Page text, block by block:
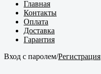
Главная
Контакты
Оплата
Доставка
Гарантия
Вход с паролем/Регистрация